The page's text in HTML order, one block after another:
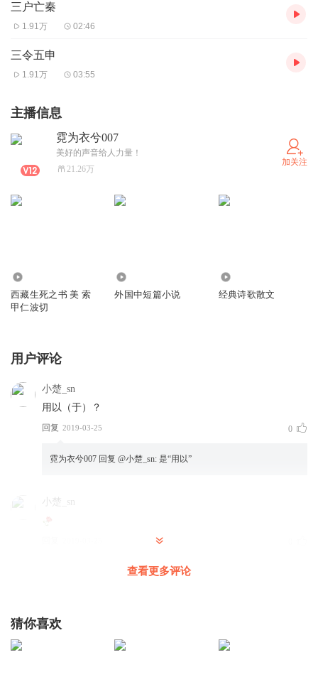
三户亡秦
1.91万 02:46
三令五申
1.91万 03:55
主播信息
霓为衣兮007
美好的声音给人力量！
21.26万
加关注
西藏生死之书 美 索
甲仁波切
外国中短篇小说 经典诗歌散文
用户评论
小楚_sn
用以（于）？
回复 2019-03-25 0
霓为衣兮007 回复 @小楚_sn: 是“用以”
小楚_sn
查看更多评论
猜你喜欢